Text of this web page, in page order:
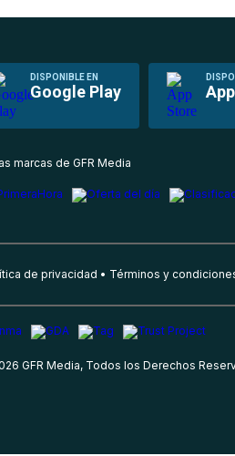
DISPONIBLE EN
Google Play
marcas de GFR Media
de privacidad Términos y
GFR Media, Todos los Derechos